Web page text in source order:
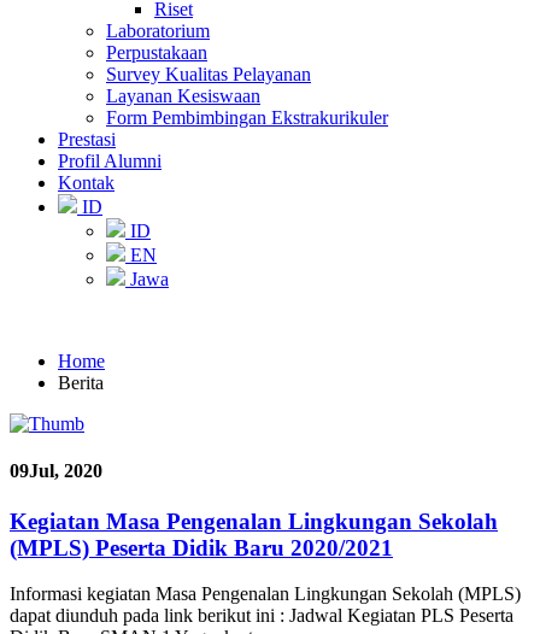
Riset
Laboratorium
Perpustakaan
Survey Kualitas Pelayanan
Layanan Kesiswaan
Form Pembimbingan Ekstrakurikuler
Prestasi
Profil Alumni
Kontak
ID
ID
EN
Jawa
Home
Berita
09Jul, 2020
Kegiatan Masa Pengenalan Lingkungan Sekolah
(MPLS) Peserta Didik Baru 2020/2021
Informasi kegiatan Masa Pengenalan Lingkungan Sekolah (MPLS)
dapat diunduh pada link berikut ini : Jadwal Kegiatan PLS Peserta